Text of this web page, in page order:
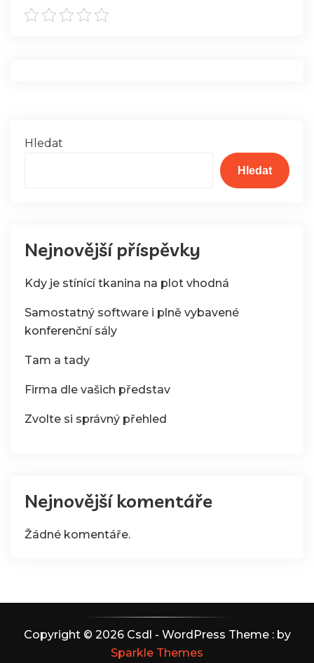
Hledat
Hledat
Nejnovější příspěvky
Kdy je stínící tkanina na plot vhodná
Samostatný software i plně vybavené
konferenční sály
Tam a tady
Firma dle vašich představ
Zvolte si správný přehled
Nejnovější komentáře
Žádné komentáře.
Copyright © 2026 Csdl - WordPress Theme : by
Sparkle Themes